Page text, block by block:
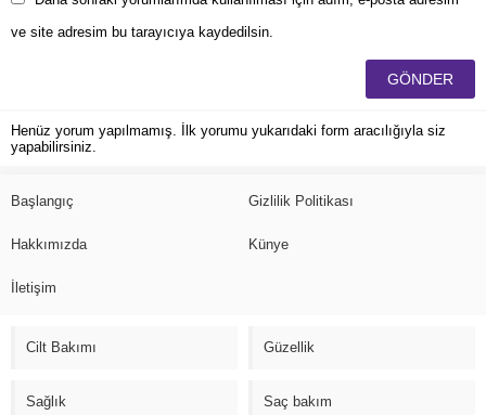
ve site adresim bu tarayıcıya kaydedilsin.
Henüz yorum yapılmamış. İlk yorumu yukarıdaki form aracılığıyla siz
yapabilirsiniz.
Başlangıç Gizlilik Politikası
Hakkımızda Künye
İletişim
Cilt Bakımı Güzellik
Sağlık Saç bakım